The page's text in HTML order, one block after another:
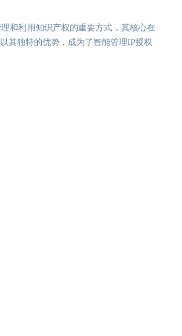
和利用知识产权的重要方式，其核心在
其独特的优势，成为了智能管理IP授权